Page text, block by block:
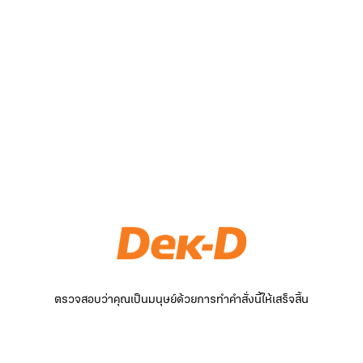
ตรวจสอบว่าคุณเป็นมนุษย์ด้วยการทำคำสั่งนี้ให้เสร็จสิ้น